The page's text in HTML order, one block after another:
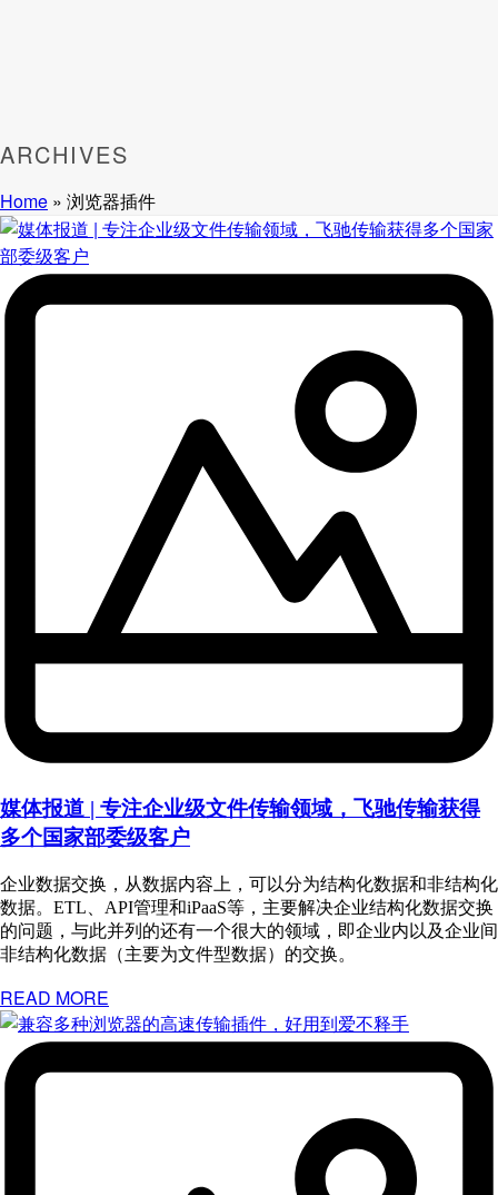
ARCHIVES
Home » 浏览器插件
媒体报道 | 专注企业级文件传输领域，飞驰传输获得
多个国家部委级客户
企业数据交换，从数据内容上，可以分为结构化数据和非结构化
数据。ETL、API管理和iPaaS等，主要解决企业结构化数据交换
的问题，与此并列的还有一个很大的领域，即企业内以及企业间
非结构化数据（主要为文件型数据）的交换。
READ MORE